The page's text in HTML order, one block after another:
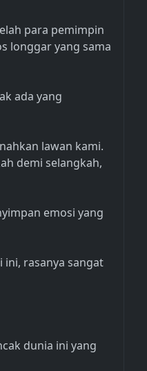
para pemimpin
longgar yang sama
ada yang
lawan kami.
demi selangkah,
emosi yang
ini, rasanya sangat
dunia ini yang